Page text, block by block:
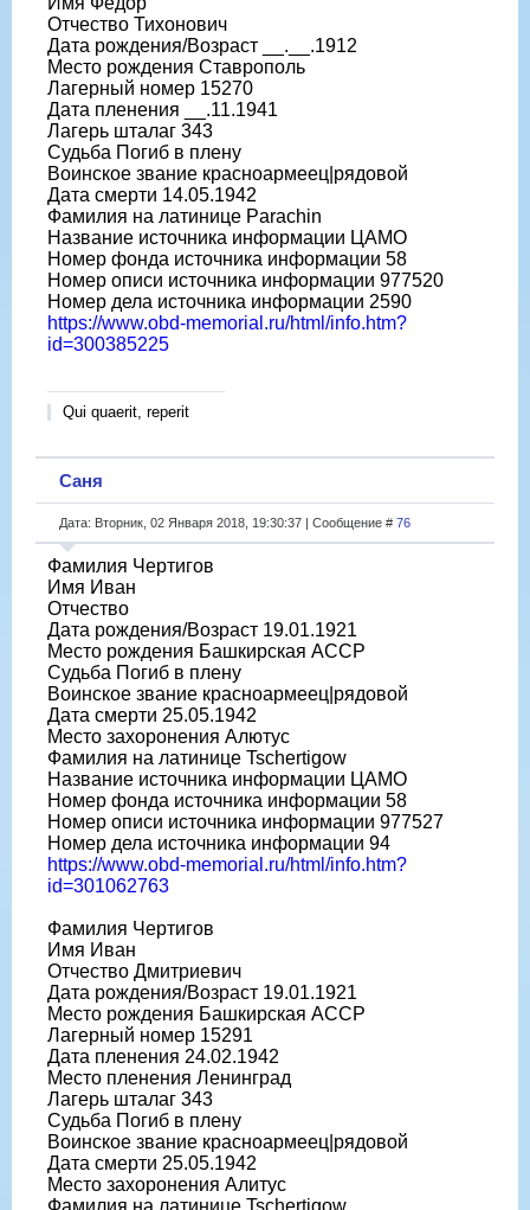
Отчество Тихонович
Дата рождения/Возраст __.__.1912
Место рождения Ставрополь
Лагерный номер 15270
Дата пленения __.11.1941
Лагерь шталаг 343
Судьба Погиб в плену
Воинское звание красноармеец|рядовой
Дата смерти 14.05.1942
Фамилия на латинице Parachin
Название источника информации ЦАМО
Номер фонда источника информации 58
Номер описи источника информации 977520
Номер дела источника информации 2590
https://www.obd-memorial.ru/html/info.htm?
id=300385225
Qui quaerit, reperit
Саня
Дата: Вторник, 02 Января 2018, 19:30:37 | Сообщение # 76
Фамилия Чертигов
Имя Иван
Отчество
Дата рождения/Возраст 19.01.1921
Место рождения Башкирская АССР
Судьба Погиб в плену
Воинское звание красноармеец|рядовой
Дата смерти 25.05.1942
Место захоронения Алютус
Фамилия на латинице Tschertigow
Название источника информации ЦАМО
Номер фонда источника информации 58
Номер описи источника информации 977527
Номер дела источника информации 94
https://www.obd-memorial.ru/html/info.htm?
id=301062763
Фамилия Чертигов
Имя Иван
Отчество Дмитриевич
Дата рождения/Возраст 19.01.1921
Место рождения Башкирская АССР
Лагерный номер 15291
Дата пленения 24.02.1942
Место пленения Ленинград
Лагерь шталаг 343
Судьба Погиб в плену
Воинское звание красноармеец|рядовой
Дата смерти 25.05.1942
Место захоронения Алитус
Фамилия на латинице Tschertigow